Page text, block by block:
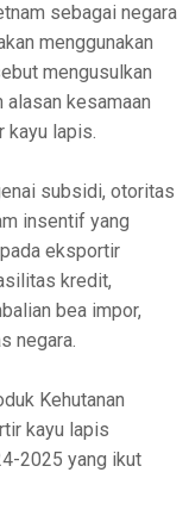
sebagai negara
menggunakan
mengusulkan
alasan kesamaan
kayu lapis.
subsidi, otoritas
insentif yang
eksportir
kredit,
bea impor,
negara.
Kehutanan
kayu lapis
2025 yang ikut